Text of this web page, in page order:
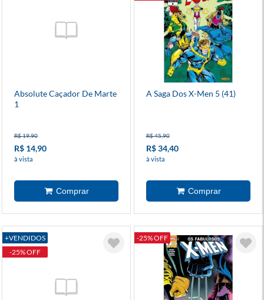
Absolute Caçador De Marte
1
R$ 19,90
R$ 14,90
à vista
A Saga Dos X-Men 5 (41)
R$ 45,90
R$ 34,40
à vista
+VENDIDOS
-25% OFF
-25% OFF